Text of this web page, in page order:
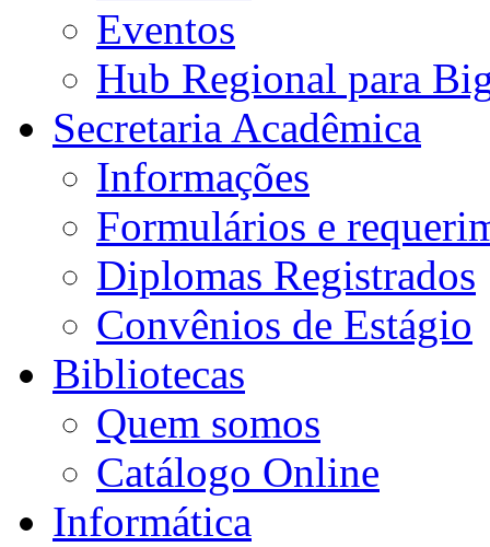
Eventos
Hub Regional para
Secretaria Acadêmica
Informações
Formulários e
Diplomas Registrados
Convênios de Estágio
Bibliotecas
Quem somos
Catálogo Online
Informática